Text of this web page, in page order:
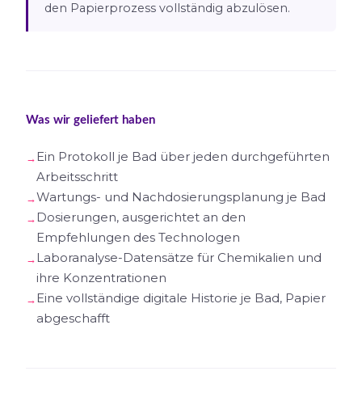
den Papierprozess vollständig abzulösen.
Was wir geliefert haben
Ein Protokoll je Bad über jeden durchgeführten
Arbeitsschritt
Wartungs- und Nachdosierungsplanung je Bad
Dosierungen, ausgerichtet an den
Empfehlungen des Technologen
Laboranalyse-Datensätze für Chemikalien und
ihre Konzentrationen
Eine vollständige digitale Historie je Bad, Papier
abgeschafft